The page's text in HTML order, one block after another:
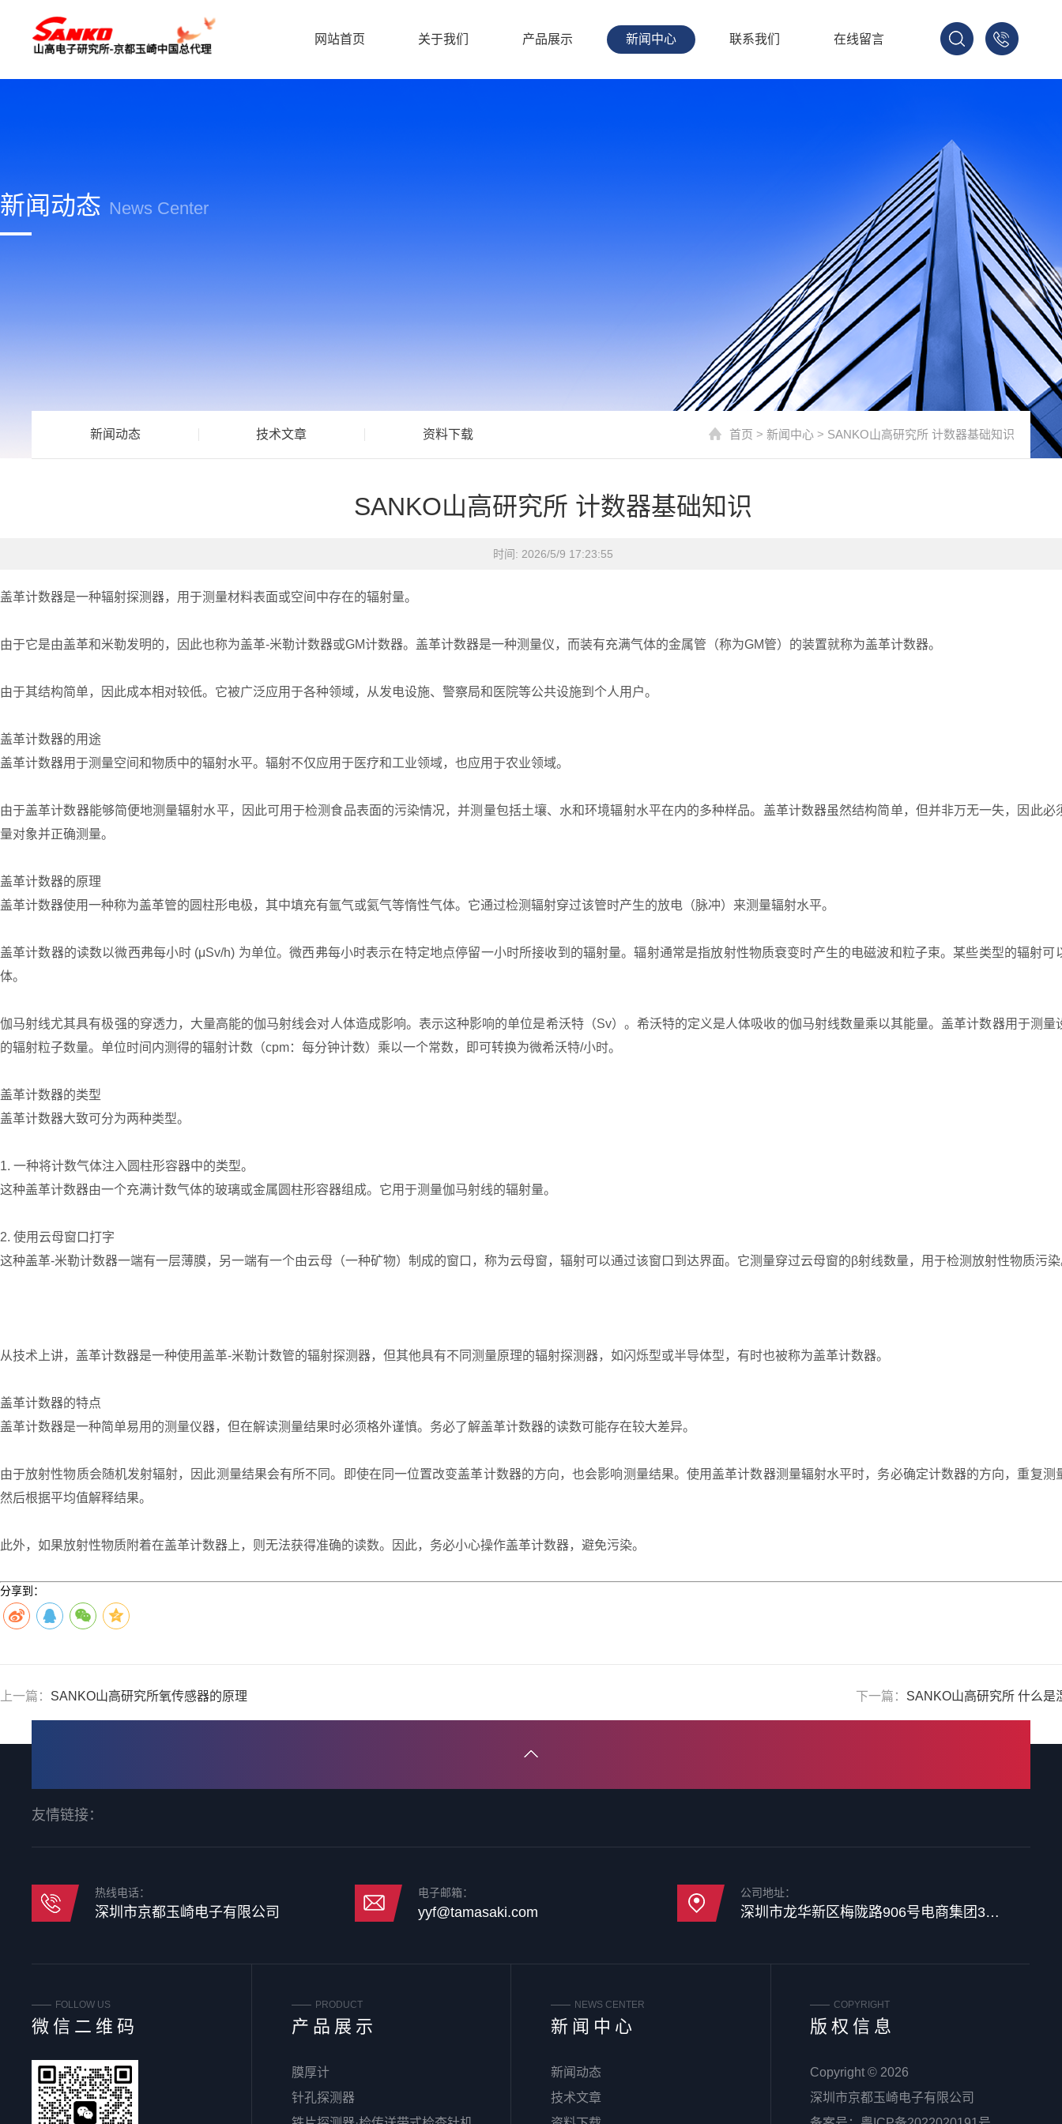
网站首页 关于我们 产品展示 新闻中心 联系我们 在线留言
新闻动态 News Center
新闻动态 技术文章 资料下载 首页 > 新闻中心> SANKO山高研究所 计数器基础知识
SANKO山高研究所 计数器基础知识
时间: 2026/5/9 17:23:55
盖革计数器是一种辐射探测器，用于测量材料表面或空间中存在的辐射量。
由于它是由盖革和米勒发明的，因此也称为盖革-米勒计数器或GM计数器。盖革计数器是一种测量仪，而装有充满气体的金属管（称为GM管）的装置就称为盖革计数器。
由于其结构简单，因此成本相对较低。它被广泛应用于各种领域，从发电设施、警察局和医院等公共设施到个人用户。
盖革计数器的用途
盖革计数器用于测量空间和物质中的辐射水平。辐射不仅应用于医疗和工业领域，也应用于农业领域。
由于盖革计数器能够简便地测量辐射水平，因此可用于检测食品表面的污染情况，并测量包括土壤、水和环境辐射水平在内的多种样品。盖革计数器虽然结构简单，但并非万无一失，因此必
量对象并正确测量。
盖革计数器的原理
盖革计数器使用一种称为盖革管的圆柱形电极，其中填充有氩气或氦气等惰性气体。它通过检测辐射穿过该管时产生的放电（脉冲）来测量辐射水平。
盖革计数器的读数以微西弗每小时 (μSv/h) 为单位。微西弗每小时表示在特定地点停留一小时所接收到的辐射量。辐射通常是指放射性物质衰变时产生的电磁波和粒子束。某些类型的辐射可
体。
伽马射线尤其具有极强的穿透力，大量高能的伽马射线会对人体造成影响。表示这种影响的单位是希沃特（Sv）。希沃特的定义是人体吸收的伽马射线数量乘以其能量。盖革计数器用于测量
的辐射粒子数量。单位时间内测得的辐射计数（cpm：每分钟计数）乘以一个常数，即可转换为微希沃特/小时。
盖革计数器的类型
盖革计数器大致可分为两种类型。
1. 一种将计数气体注入圆柱形容器中的类型。
这种盖革计数器由一个充满计数气体的玻璃或金属圆柱形容器组成。它用于测量伽马射线的辐射量。
2. 使用云母窗口打字
这种盖革-米勒计数器一端有一层薄膜，另一端有一个由云母（一种矿物）制成的窗口，称为云母窗，辐射可以通过该窗口到达界面。它测量穿过云母窗的β射线数量，用于检测放射性物质污
从技术上讲，盖革计数器是一种使用盖革-米勒计数管的辐射探测器，但其他具有不同测量原理的辐射探测器，如闪烁型或半导体型，有时也被称为盖革计数器。
盖革计数器的特点
盖革计数器是一种简单易用的测量仪器，但在解读测量结果时必须格外谨慎。务必了解盖革计数器的读数可能存在较大差异。
由于放射性物质会随机发射辐射，因此测量结果会有所不同。即使在同一位置改变盖革计数器的方向，也会影响测量结果。使用盖革计数器测量辐射水平时，务必确定计数器的方向，重复测
然后根据平均值解释结果。
此外，如果放射性物质附着在盖革计数器上，则无法获得准确的读数。因此，务必小心操作盖革计数器，避免污染。
分享到：
上一篇： SANKO山高研究所氧传感器的原理 下一篇： SANKO山高研究所 什么是
友情链接：
热线电话：
深圳市京都玉崎电子有限公司
电子邮箱：
yyf@tamasaki.com
公司地址：
深圳市龙华新区梅陇路906号电商集团3楼整层
FOLLOW US
微信二维码
PRODUCT
产品展示
膜厚计
针孔探测器
NEWS CENTER
新闻中心
新闻动态
技术文章
COPYRIGHT
版权信息
Copyright © 2026
深圳市京都玉崎电子有限公司